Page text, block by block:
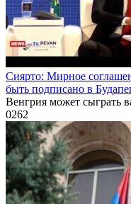
Сиярто: Мирное
быть подписано в
Венгрия может сыграть
0262